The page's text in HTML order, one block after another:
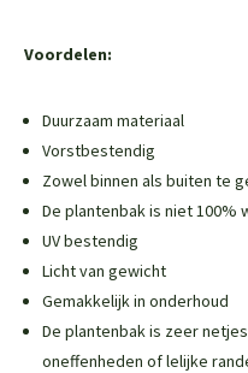
Voordelen:
Duurzaam materiaal
Vorstbestendig
Zowel binnen als buiten te
De plantenbak is niet 100%
UV bestendig
Licht van gewicht
Gemakkelijk in onderhoud
De plantenbak is zeer
oneffenheden of lelijke